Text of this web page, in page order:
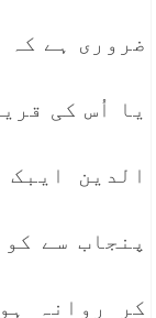
ضروری ہے کہ
یا اُس کی
الدین
پنجاب سے
کر روانہ